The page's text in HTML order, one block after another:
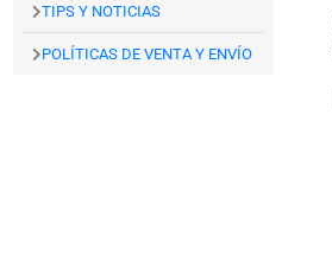
TIPS Y NOTICIAS
POLÍTICAS DE VENTA Y ENVÍO